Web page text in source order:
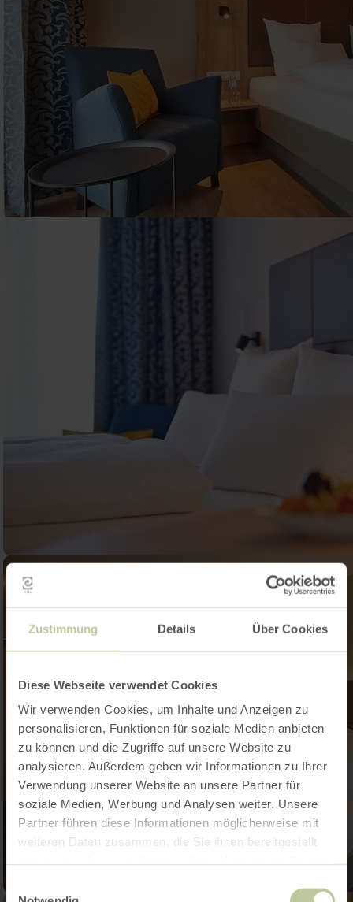
Zustimmung Details Über Cookies
Diese Webseite verwendet Cookies
Wir verwenden Cookies, um Inhalte und Anzeigen zu
personalisieren, Funktionen für soziale Medien anbieten
zu können und die Zugriffe auf unsere Website zu
analysieren. Außerdem geben wir Informationen zu Ihrer
Verwendung unserer Website an unsere Partner für
soziale Medien, Werbung und Analysen weiter. Unsere
Partner führen diese Informationen möglicherweise mit
weiteren Daten zusammen, die Sie ihnen bereitgestellt